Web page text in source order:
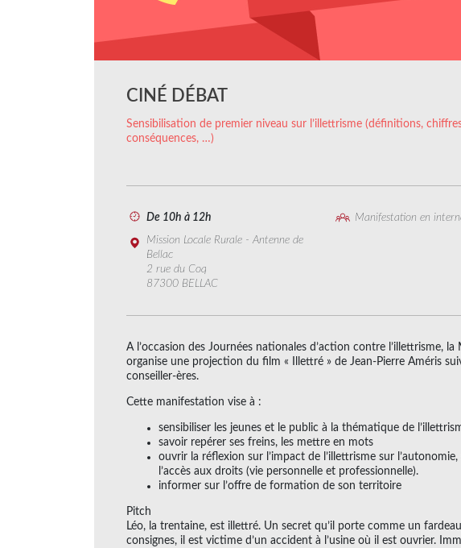
CINÉ DÉBAT
Sensibilisation de premier niveau sur l’illettrisme (définitions,
conséquences, …)
De 10h à 12h
Manifestation en
Mission Locale Rurale - Antenne de
Bellac
2 rue du Coq
87300 BELLAC
A l’occasion des Journées nationales d’action contre l’illettrisme,
organise une projection du film « Illettré » de Jean-Pierre Améris
conseiller-ères.
Cette manifestation vise à :
sensibiliser les jeunes et le public à la thématique de
savoir repérer ses freins, les mettre en mots
ouvrir la réflexion sur l’impact de l’illettrisme sur
l’accès aux droits (vie personnelle et professionnelle).
informer sur l’offre de formation de son territoire
Pitch
Léo, la trentaine, est illettré. Un secret qu’il porte comme un
consignes, il est victime d’un accident à l’usine où il est ouvrier.